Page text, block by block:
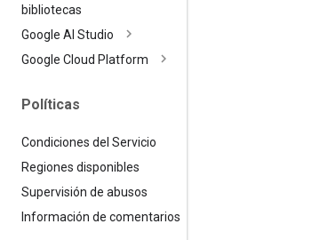
bibliotecas
Google AI Studio
Google Cloud Platform
Políticas
Condiciones del Servicio
Regiones disponibles
Supervisión de abusos
Información de comentarios